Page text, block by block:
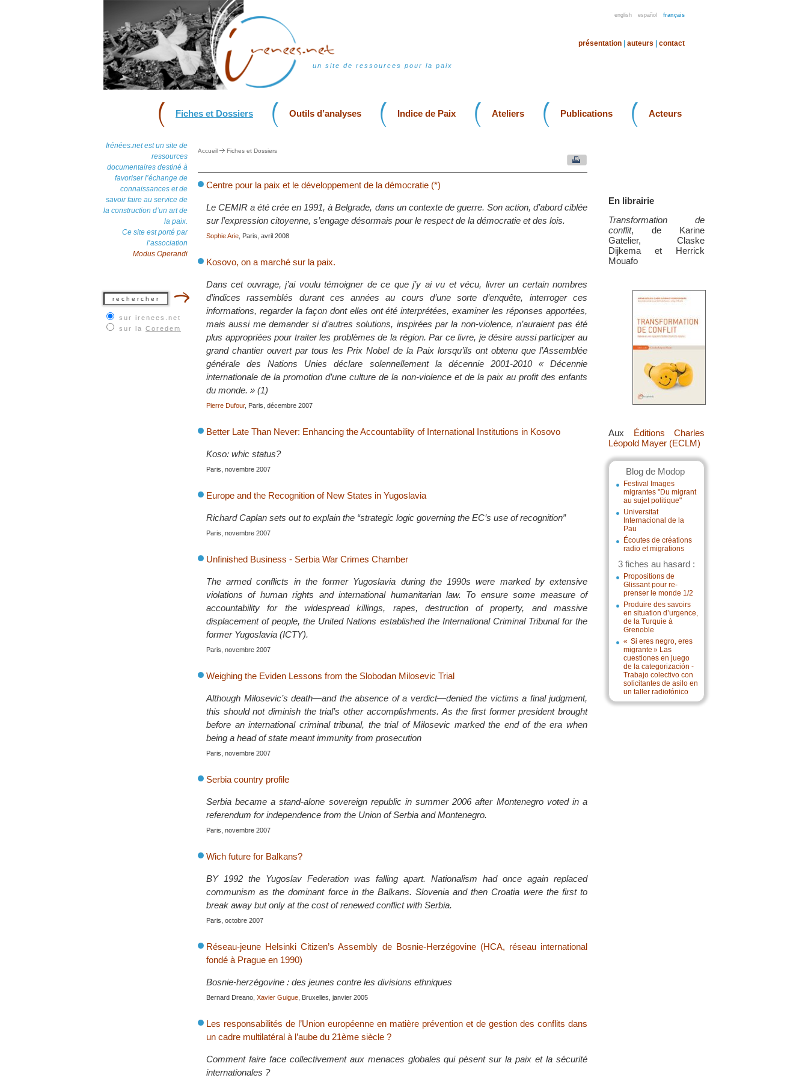
english español français
un site de ressources pour la paix
présentation auteurs contact
Fiches et Dossiers Outils d’analyses Indice de Paix Ateliers Publications Acteurs
Irénées.net est un site de
ressources
documentaires destiné à
favoriser l’échange de
connaissances et de
savoir faire au service de
la construction d’un art de
la paix.
Ce site est porté par
l’association
Modus Operandi
sur irenees.net
sur la Coredem
En librairie
Transformation de
conflit, de Karine
Gatelier, Claske
Dijkema et Herrick
Mouafo
Aux Éditions Charles
Léopold Mayer (ECLM)
Blog de Modop
Festival Images
migrantes "Du migrant
au sujet politique"
Universitat
Internacional de la
Pau
Écoutes de créations
radio et migrations
3 fiches au hasard :
Propositions de
Glissant pour re-
prenser le monde 1/2
Produire des savoirs
en situation d’urgence,
de la Turquie à
Grenoble
« Si eres negro, eres
migrante » Las
cuestiones en juego
de la categorización -
Trabajo colectivo con
solicitantes de asilo en
un taller radiofónico
Accueil Fiches et Dossiers
Centre pour la paix et le développement de la démocratie (*)
Le CEMIR a été crée en 1991, à Belgrade, dans un contexte de guerre. Son action, d’abord ciblée
sur l’expression citoyenne, s’engage désormais pour le respect de la démocratie et des lois.
Sophie Arie , Paris, avril 2008
Kosovo, on a marché sur la paix.
Dans cet ouvrage, j’ai voulu témoigner de ce que j’y ai vu et vécu, livrer un certain nombres
d’indices rassemblés durant ces années au cours d’une sorte d’enquête, interroger ces
informations, regarder la façon dont elles ont été interprétées, examiner les réponses apportées,
mais aussi me demander si d’autres solutions, inspirées par la non-violence, n’auraient pas été
plus appropriées pour traiter les problèmes de la région. Par ce livre, je désire aussi participer au
grand chantier ouvert par tous les Prix Nobel de la Paix lorsqu’ils ont obtenu que l’Assemblée
générale des Nations Unies déclare solennellement la décennie 2001-2010 « Décennie
internationale de la promotion d’une culture de la non-violence et de la paix au profit des enfants
du monde. » (1)
Pierre Dufour, Paris, décembre 2007
Better Late Than Never: Enhancing the Accountability of International Institutions in Kosovo
Koso: whic status?
Paris, novembre 2007
Europe and the Recognition of New States in Yugoslavia
Richard Caplan sets out to explain the “strategic logic governing the EC’s use of recognition”
Paris, novembre 2007
Unfinished Business - Serbia War Crimes Chamber
The armed conflicts in the former Yugoslavia during the 1990s were marked by extensive
violations of human rights and international humanitarian law. To ensure some measure of
accountability for the widespread killings, rapes, destruction of property, and massive
displacement of people, the United Nations established the International Criminal Tribunal for the
former Yugoslavia (ICTY).
Paris, novembre 2007
Weighing the Eviden Lessons from the Slobodan Milosevic Trial
Although Milosevic’s death—and the absence of a verdict—denied the victims a final judgment,
this should not diminish the trial’s other accomplishments. As the first former president brought
before an international criminal tribunal, the trial of Milosevic marked the end of the era when
being a head of state meant immunity from prosecution
Paris, novembre 2007
Serbia country profile
Serbia became a stand-alone sovereign republic in summer 2006 after Montenegro voted in a
referendum for independence from the Union of Serbia and Montenegro.
Paris, novembre 2007
Wich future for Balkans?
BY 1992 the Yugoslav Federation was falling apart. Nationalism had once again replaced
communism as the dominant force in the Balkans. Slovenia and then Croatia were the first to
break away but only at the cost of renewed conflict with Serbia.
Paris, octobre 2007
Réseau-jeune Helsinki Citizen’s Assembly de Bosnie-Herzégovine (HCA, réseau international
fondé à Prague en 1990)
Bosnie-herzégovine : des jeunes contre les divisions ethniques
Bernard Dreano, Xavier Guigue , Bruxelles, janvier 2005
Les responsabilités de l’Union européenne en matière prévention et de gestion des conflits dans
un cadre multilatéral à l’aube du 21ème siècle ?
Comment faire face collectivement aux menaces globales qui pèsent sur la paix et la sécurité
internationales ?